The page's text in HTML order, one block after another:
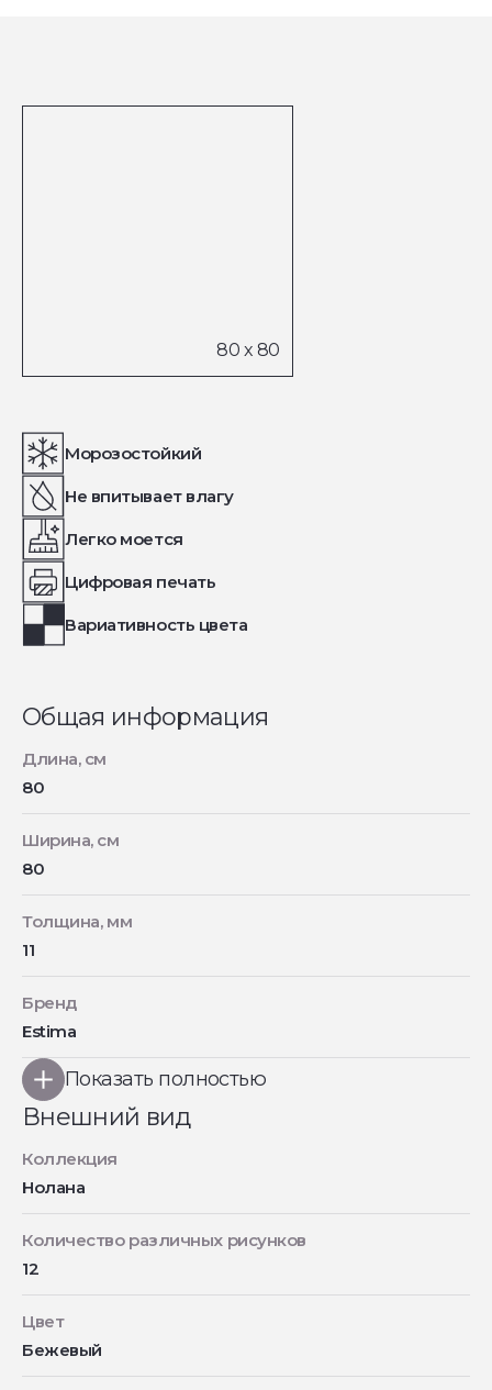
Морозостойкий
Не впитывает влагу
Легко моется
Цифровая печать
Вариативность цвета
Общая информация
Длина, см
80
Ширина, см
80
Толщина, мм
11
Бренд
Estima
Показать полностью
Внешний вид
Коллекция
Нолана
Количество различных рисунков
12
Цвет
Бежевый